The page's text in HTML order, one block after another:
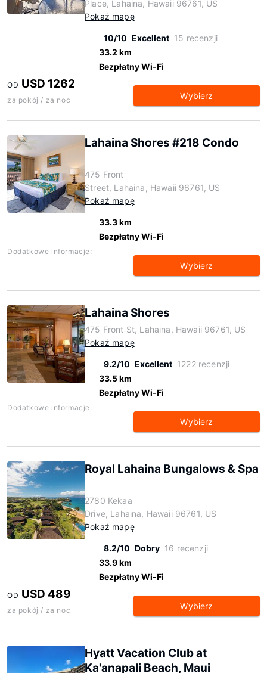
Place, Lahaina, Hawaii 96761, US
Pokaż mapę
10/10 Excellent 15 recenzji
33.2 km
Bezpłatny Wi-Fi
OD USD 1262
za pokój / za noc Wybierz
Lahaina Shores #218 Condo
475 Front
Street, Lahaina, Hawaii 96761, US
Pokaż mapę
33.3 km
Bezpłatny Wi-Fi
Dodatkowe informacje:
Wybierz
Lahaina Shores
475 Front St, Lahaina, Hawaii 96761, US
Pokaż mapę
9.2/10 Excellent 1222 recenzji
33.5 km
Bezpłatny Wi-Fi
Dodatkowe informacje:
Wybierz
Royal Lahaina Bungalows & Spa
2780 Kekaa
Drive, Lahaina, Hawaii 96761, US
Pokaż mapę
8.2/10 Dobry 16 recenzji
33.9 km
Bezpłatny Wi-Fi
OD USD 489
za pokój / za noc Wybierz
Hyatt Vacation Club at
Ka'anapali Beach, Maui